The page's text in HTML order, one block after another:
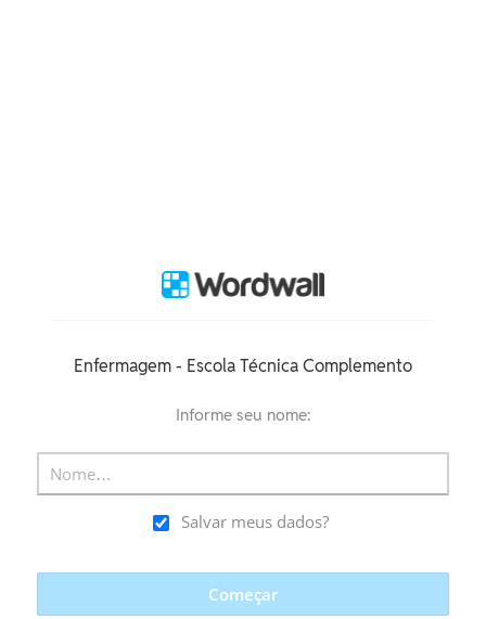
Enfermagem - Escola Técnica Complemento
Informe seu nome:
Salvar meus dados?
Começar